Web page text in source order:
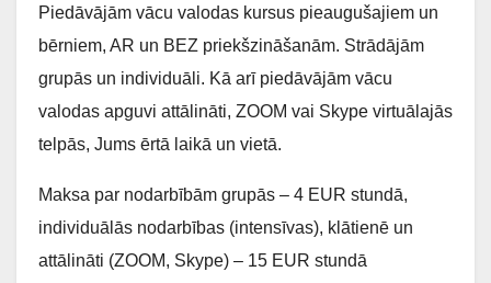
Piedāvājām vācu valodas kursus pieaugušajiem un
bērniem, AR un BEZ priekšzināšanām. Strādājām
grupās un individuāli. Kā arī piedāvājām vācu
valodas apguvi attālināti, ZOOM vai Skype virtuālajās
telpās, Jums ērtā laikā un vietā.
Maksa par nodarbībām grupās – 4 EUR stundā,
individuālās nodarbības (intensīvas), klātienē un
attālināti (ZOOM, Skype) – 15 EUR stundā